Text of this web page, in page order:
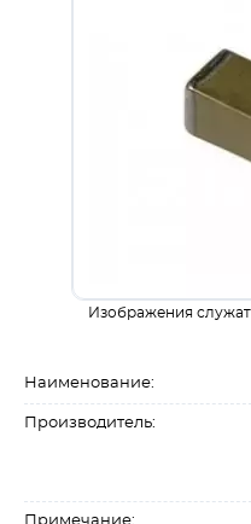
Изображения
Наименование:
Производитель: